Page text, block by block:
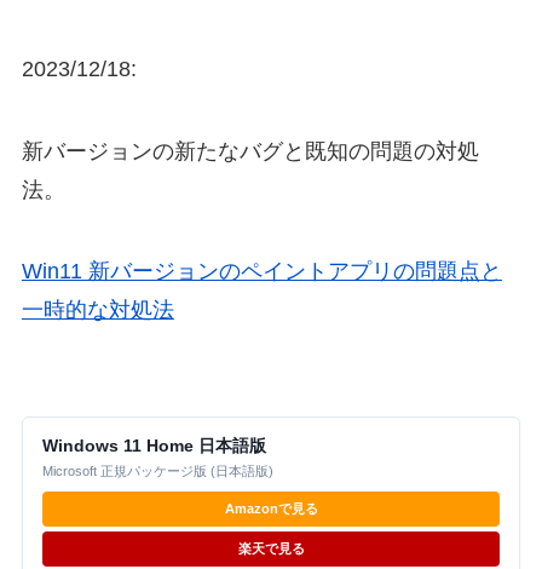
2023/12/18:
新バージョンの新たなバグと既知の問題の対処
法。
Win11 新バージョンのペイントアプリの問題点と
一時的な対処法
Windows 11 Home 日本語版
Microsoft 正規パッケージ版 (日本語版)
Amazonで見る
楽天で見る